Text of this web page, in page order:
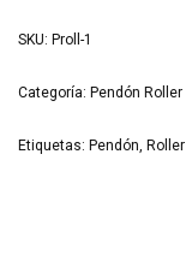
SKU: Proll-1
Categoría: Pendón Roller
Etiquetas: Pendón Roller